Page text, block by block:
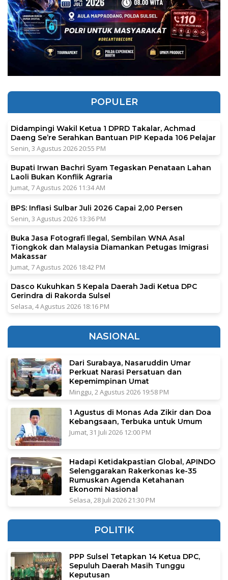
POPULER
Didampingi Wakil Ketua 1 DPRD Takalar, Achmad
Daeng Se’re Serahkan Bantuan PIP Kepada 106 Pelajar
Senin, 3 Agustus 2026 20:55 PM
Bupati Irwan Bachri Syam Tegaskan Penataan Lahan
Laoli Bukan Konflik Agraria
Jumat, 7 Agustus 2026 11:34 AM
BPS: Inflasi Sulbar Juli 2026 Capai 2,00 Persen
Senin, 3 Agustus 2026 13:36 PM
Buka Jasa Fotografi Ilegal, Sembilan WNA Asal
Tiongkok dan Malaysia Diamankan Petugas Imigrasi
Makassar
Jumat, 7 Agustus 2026 18:42 PM
Dasco Kukuhkan 5 Kepala Daerah Jadi Ketua DPC
Gerindra di Rakorda Sulsel
Selasa, 4 Agustus 2026 18:16 PM
NASIONAL
Dari Surabaya, Nasaruddin Umar
Perkuat Narasi Persatuan dan
Kepemimpinan Umat
Minggu, 2 Agustus 2026 19:58 PM
1 Agustus di Monas Ada Zikir dan Doa
Kebangsaan, Terbuka untuk Umum
Jumat, 31 Juli 2026 12:00 PM
Hadapi Ketidakpastian Global, APINDO
Selenggarakan Rakerkonas ke-35
Rumuskan Agenda Ketahanan
Ekonomi Nasional
Selasa, 28 Juli 2026 21:30 PM
POLITIK
PPP Sulsel Tetapkan 14 Ketua DPC,
Sepuluh Daerah Masih Tunggu
Keputusan